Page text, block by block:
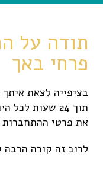
תודה על
פרחי באך
בציפייה לצאת
תוך 24 שעות
את פרטי
לרוב זה קורה הרבה